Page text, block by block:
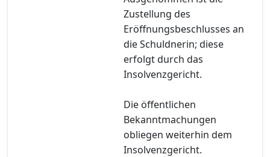
Zustellung des
Eröffnungsbeschlusses an
die Schuldnerin; diese
erfolgt durch das
Insolvenzgericht.
Die öffentlichen
Bekanntmachungen
obliegen weiterhin dem
Insolvenzgericht.